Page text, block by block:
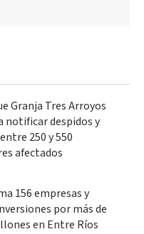
Granja Tres Arroyos
notificar despidos y
250 y 550
afectados
156 empresas y
por más de
en Entre Ríos